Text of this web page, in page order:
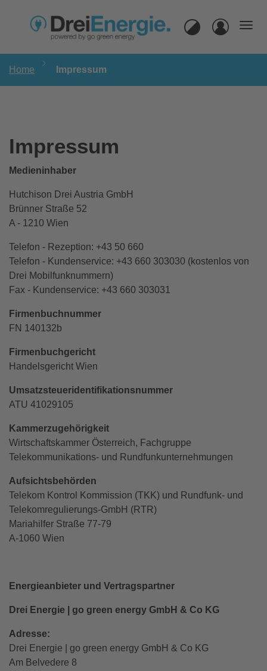
Home Impressum
Impressum
Medieninhaber
Hutchison Drei Austria GmbH
Brünner Straße 52
A - 1210 Wien
Telefon - Rezeption: +43 50 660
Telefon - Kundenservice: +43 660 303030 (kostenlos von
Drei Mobilfunknummern)
Fax - Kundenservice: +43 660 303031
Firmenbuchnummer
FN 140132b
Firmenbuchgericht
Handelsgericht Wien
Umsatzsteueridentifikationsnummer
ATU 41029105
Kammerzugehörigkeit
Wirtschaftskammer Österreich, Fachgruppe
Telekommunikations- und Rundfunkunternehmungen
Aufsichtsbehörden
Telekom Kontrol Kommission (TKK) und Rundfunk- und
Telekomregulierungs-GmbH (RTR)
Mariahilfer Straße 77-79
A-1060 Wien
Energieanbieter und Vertragspartner
Drei Energie | go green energy GmbH & Co KG
Adresse:
Drei Energie | go green energy GmbH & Co KG
Am Belvedere 8